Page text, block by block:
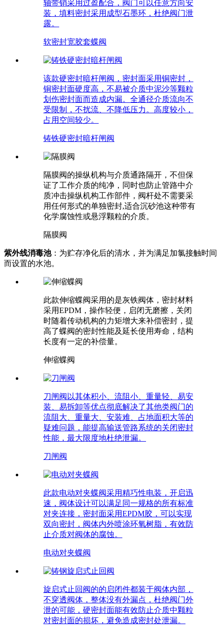
轴带销采用过盈配合，阀门可以任意方向安
装，填料密封采用成型石墨环，杜绝阀门泄
露。
软密封宽胶套蝶阀
该款硬密封暗杆闸阀，密封面采用铜密封，
铜密封面硬度高，不易被介质中泥沙等颗粒
划伤密封面而造成内漏。全通径介质流向不
受限制，不扰流、不降低压力。高度较小，
占用空间较少。
铸铁硬密封暗杆闸阀
隔膜阀的操纵机构与介质通路隔开，不但保
证了工作介质的纯净，同时也防止管路中介
质冲击操纵机构工作部件，阀杆处不需要采
用任何形式的单独密封,适合沉砂池这种带有
化学腐蚀性或悬浮颗粒的介质。
隔膜阀
紫外线消毒池：为贮存净化后的清水，并为满足加氯接触时间
而设置的水池。
此款伸缩蝶阀采用的是灰铁阀体，密封材料
采用EPDM，操作轻便，启闭无磨擦，关闭
时随着传动机构的力矩增大来补偿密封，提
高了蝶阀的密封性能及延长使用寿命，结构
长度有一定的补偿量。
伸缩蝶阀
刀闸阀以其体积小、流阻小、重量轻、易安
装、易拆卸等优点彻底解决了其他类阀门的
流阻大、重量大、安装难、占地面积大等的
疑难问题，能提高输送管路系统的关闭密封
性能，最大限度地杜绝泄漏。
刀闸阀
此款电动对夹蝶阀采用精巧性电装，开启迅
速，阀体设计可以满足同一规格的所有标准
对夹连接，密封面采用EPDM胶，可以实现
双向密封，阀体内外喷涂环氧树脂，有效防
止介质对阀体的腐蚀。
电动对夹蝶阀
旋启式止回阀的的启闭件都装于阀体内部，
不穿透阀体，整体没有外漏点，杜绝阀门外
泄的可能，硬密封面能有效防止介质中颗粒
对密封面的损坏，避免造成密封处泄漏。